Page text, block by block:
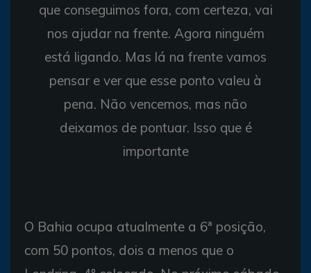
que conseguimos fora, com certeza, vai
nos ajudar na frente. Agora ninguém
está ligando. Mas lá na frente vamos
pensar e ver que esse ponto valeu à
pena. Não vencemos, mas não
deixamos de pontuar. Isso que é
importante
O Bahia ocupa atualmente a 6ª posição,
com 50 pontos, dois a menos que o